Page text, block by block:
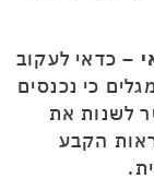
– כדאי לעקוב
כי נכנסים
לשנות את
הקבע